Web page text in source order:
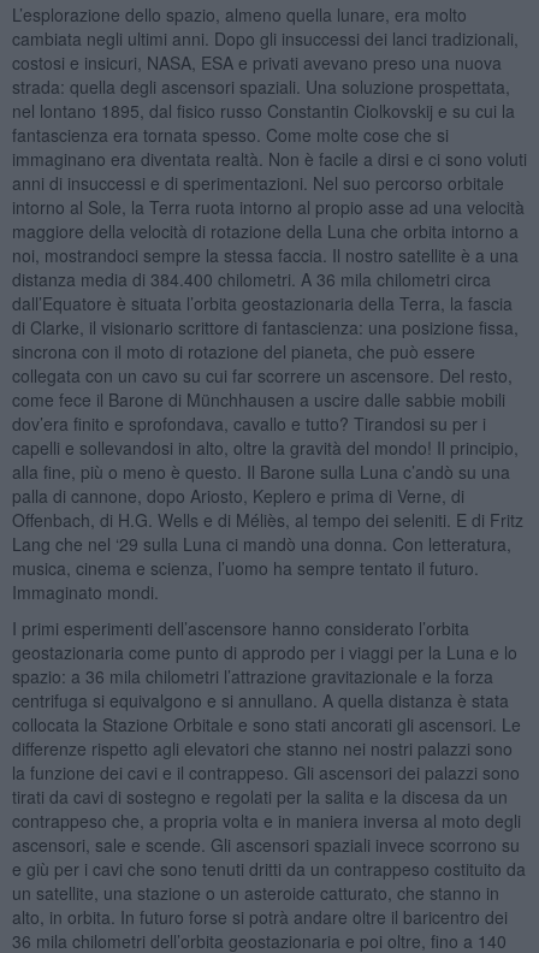
L’esplorazione dello spazio, almeno quella lunare, era molto
cambiata negli ultimi anni. Dopo gli insuccessi dei lanci tradizionali,
costosi e insicuri, NASA, ESA e privati avevano preso una nuova
strada: quella degli ascensori spaziali. Una soluzione prospettata,
nel lontano 1895, dal fisico russo Constantin Ciolkovskij e su cui la
fantascienza era tornata spesso. Come molte cose che si
immaginano era diventata realtà. Non è facile a dirsi e ci sono voluti
anni di insuccessi e di sperimentazioni. Nel suo percorso orbitale
intorno al Sole, la Terra ruota intorno al propio asse ad una velocità
maggiore della velocità di rotazione della Luna che orbita intorno a
noi, mostrandoci sempre la stessa faccia. Il nostro satellite è a una
distanza media di 384.400 chilometri. A 36 mila chilometri circa
dall’Equatore è situata l’orbita geostazionaria della Terra, la fascia
di Clarke, il visionario scrittore di fantascienza: una posizione fissa,
sincrona con il moto di rotazione del pianeta, che può essere
collegata con un cavo su cui far scorrere un ascensore. Del resto,
come fece il Barone di Münchhausen a uscire dalle sabbie mobili
dov’era finito e sprofondava, cavallo e tutto? Tirandosi su per i
capelli e sollevandosi in alto, oltre la gravità del mondo! Il principio,
alla fine, più o meno è questo. Il Barone sulla Luna c’andò su una
palla di cannone, dopo Ariosto, Keplero e prima di Verne, di
Offenbach, di H.G. Wells e di Méliès, al tempo dei seleniti. E di Fritz
Lang che nel ‘29 sulla Luna ci mandò una donna. Con letteratura,
musica, cinema e scienza, l’uomo ha sempre tentato il futuro.
Immaginato mondi.
I primi esperimenti dell’ascensore hanno considerato l’orbita
geostazionaria come punto di approdo per i viaggi per la Luna e lo
spazio: a 36 mila chilometri l’attrazione gravitazionale e la forza
centrifuga si equivalgono e si annullano. A quella distanza è stata
collocata la Stazione Orbitale e sono stati ancorati gli ascensori. Le
differenze rispetto agli elevatori che stanno nei nostri palazzi sono
la funzione dei cavi e il contrappeso. Gli ascensori dei palazzi sono
tirati da cavi di sostegno e regolati per la salita e la discesa da un
contrappeso che, a propria volta e in maniera inversa al moto degli
ascensori, sale e scende. Gli ascensori spaziali invece scorrono su
e giù per i cavi che sono tenuti dritti da un contrappeso costituito da
un satellite, una stazione o un asteroide catturato, che stanno in
alto, in orbita. In futuro forse si potrà andare oltre il baricentro dei
36 mila chilometri dell’orbita geostazionaria e poi oltre, fino a 140